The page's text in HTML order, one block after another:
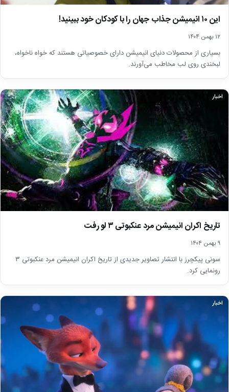
این ۱۰ انیمیشن جذاب جهان را با کودکان خود ببینید!
۱۲ بهمن ۱۴۰۴
بسیاری از محصولات دنیای انیمیشن دارای خصوصیاتی هستند که خواه ناخواه،
لبخندی روی لب مخاطب می‌آورند.
اخبار
تاریخ اکران انیمیشن مرد عنکبوتی ۳ لو رفت
۹ بهمن ۱۴۰۴
سونی پیکچرز با انتشار تصاویر جدیدی از تاریخ اکران انیمیشن مرد عنکبوتی ۳
رونمایی کرد.
اخبار